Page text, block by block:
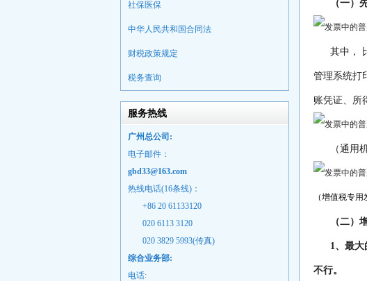
社保医保
中华人民共和国合同法
财税政策规定
税务查询
服务热线
广州总公司:
电子邮件：
gbd33@163.com
热线电话(16条线)：
+86 20 61133120
020 6113 3120
020 3829 5993(传真)
综合业务部:
电话:
（一）
其中，
管理系统打
账凭证、所
（通用
（二）
1、最
不行。